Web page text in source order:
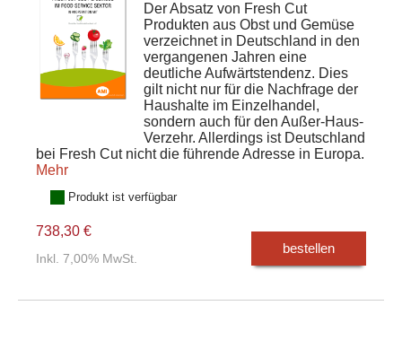
Der Absatz von Fresh Cut
Produkten aus Obst und Gemüse
verzeichnet in Deutschland in den
vergangenen Jahren eine
deutliche Aufwärtstendenz. Dies
gilt nicht nur für die Nachfrage der
Haushalte im Einzelhandel,
sondern auch für den Außer-Haus-
Verzehr. Allerdings ist Deutschland
bei Fresh Cut nicht die führende Adresse in Europa.
Mehr
Produkt ist verfügbar
738,30 €
Inkl. 7,00% MwSt.
bestellen